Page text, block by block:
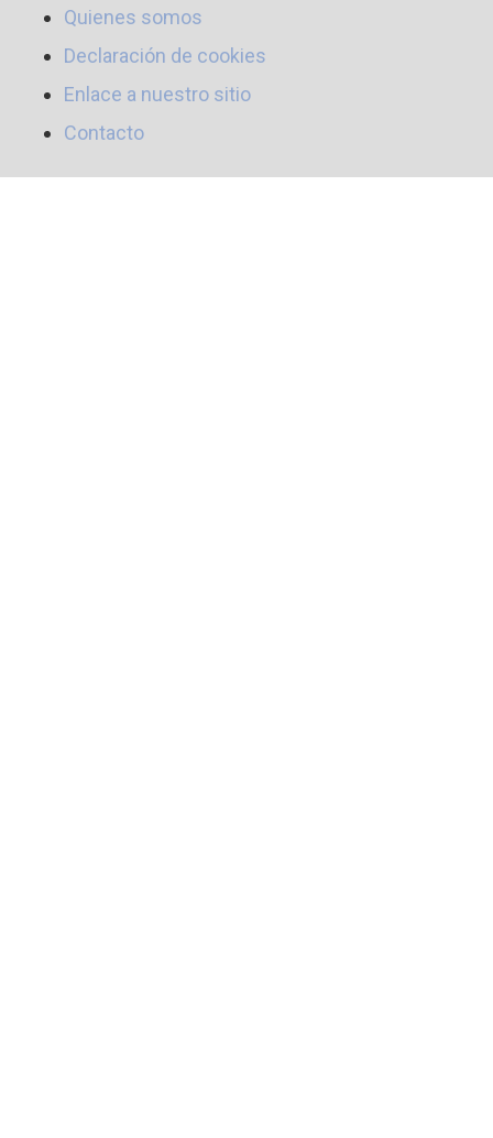
Quienes somos
Declaración de cookies
Enlace a nuestro sitio
Contacto